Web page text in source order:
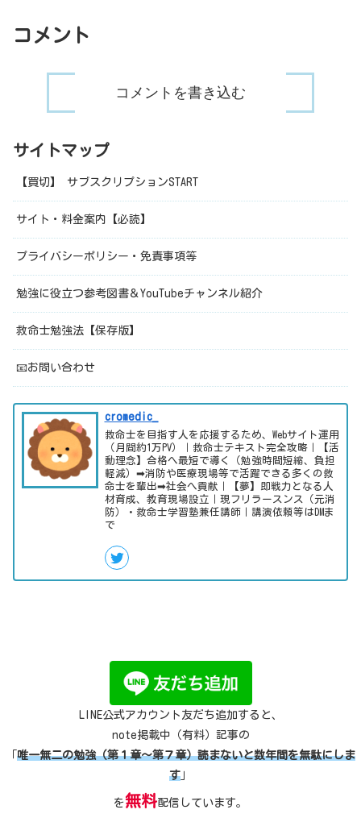
コメント
コメントを書き込む
サイトマップ
【買切】 サブスクリプションSTART
サイト・料金案内【必読】
プライバシーポリシー・免責事項等
勉強に役立つ参考図書＆YouTubeチャンネル紹介
救命士勉強法【保存版】
📧お問い合わせ
cromedic_
救命士を目指す人を応援するため、Webサイト運用
（月間約1万PV）｜救命士テキスト完全攻略｜【活
動理念】合格へ最短で導く（勉強時間短縮、負担
軽減）➡消防や医療現場等で活躍できる多くの救
命士を輩出➡社会へ貢献｜【夢】即戦力となる人
材育成、教育現場設立｜現フリラースンス（元消
防）・救命士学習塾兼任講師｜講演依頼等はDMま
で
LINE公式アカウント友だち追加すると、
note掲載中（有料）記事の
唯一無二の勉強（第１章～第７章）読まないと数年間を無駄にしま
す
を無料配信しています。